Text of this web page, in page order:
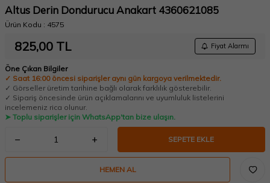
Altus Derin Dondurucu Anakart 4360621085
Ürün Kodu : 4575
825,00 TL Fiyat Alarmı
Öne Çıkan Bilgiler
✓ Saat 16:00 öncesi siparişler aynı gün kargoya verilmektedir.
✓ Görseller üretim tarihine bağlı olarak farklılık gösterebilir.
✓ Sipariş öncesinde ürün açıklamalarını ve uyumluluk listelerini
incelemeniz rica olunur.
➤ Toplu siparişler için WhatsApp'tan bize ulaşın.
SEPETE EKLE
HEMEN AL